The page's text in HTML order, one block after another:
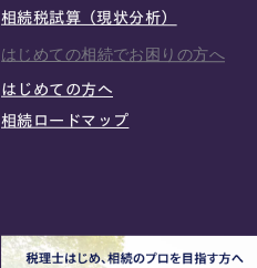
相続税試算（現状分析）
はじめての相続でお困りの方へ
はじめての方へ
相続ロードマップ